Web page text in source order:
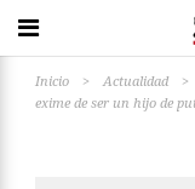
Inicio > Actualidad >
exime de ser un hijo de